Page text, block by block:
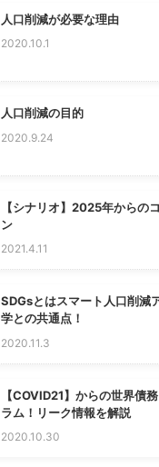
人口削減が必要な理由
2020.10.1
人口削減の目的
2020.9.24
【シナリオ】2025年からの
ン
2021.4.11
SDGsとはスマート人口削減
学との共通点！
2020.11.3
【COVID21】からの世界債
ラム！リーク情報を解説
2020.10.30